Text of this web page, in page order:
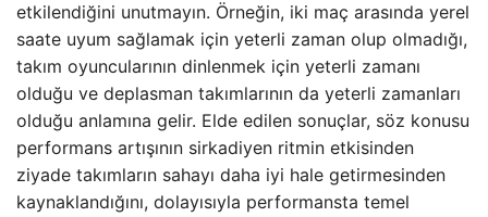
etkilendiğini unutmayın. Örneğin, iki maç arasında yerel
saate uyum sağlamak için yeterli zaman olup olmadığı,
takım oyuncularının dinlenmek için yeterli zamanı
olduğu ve deplasman takımlarının da yeterli zamanları
olduğu anlamına gelir. Elde edilen sonuçlar, söz konusu
performans artışının sirkadiyen ritmin etkisinden
ziyade takımların sahayı daha iyi hale getirmesinden
kaynaklandığını, dolayısıyla performansta temel